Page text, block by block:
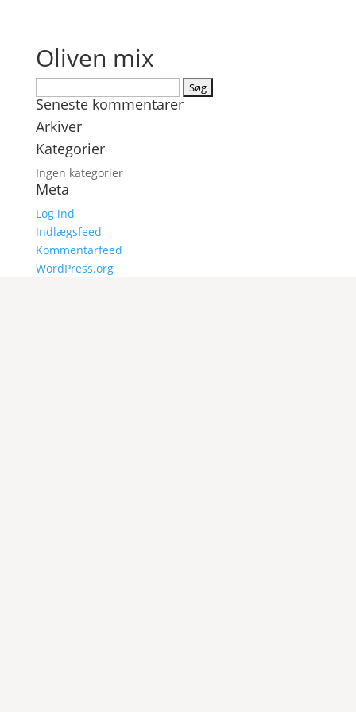
Oliven mix
efter:
Seneste kommentarer
Arkiver
Kategorier
Ingen kategorier
Meta
Log ind
Indlægsfeed
Kommentarfeed
WordPress.org